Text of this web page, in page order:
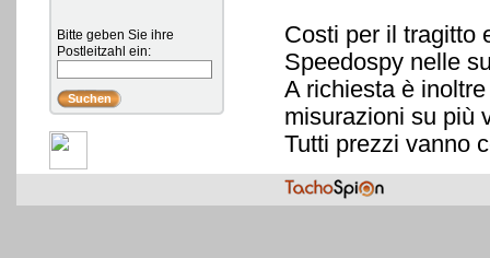
Bitte geben Sie ihre
Postleitzahl ein:
Costi per il tragitto
Speedospy nelle
A richiesta è
misurazioni su più
Tutti prezzi vanno